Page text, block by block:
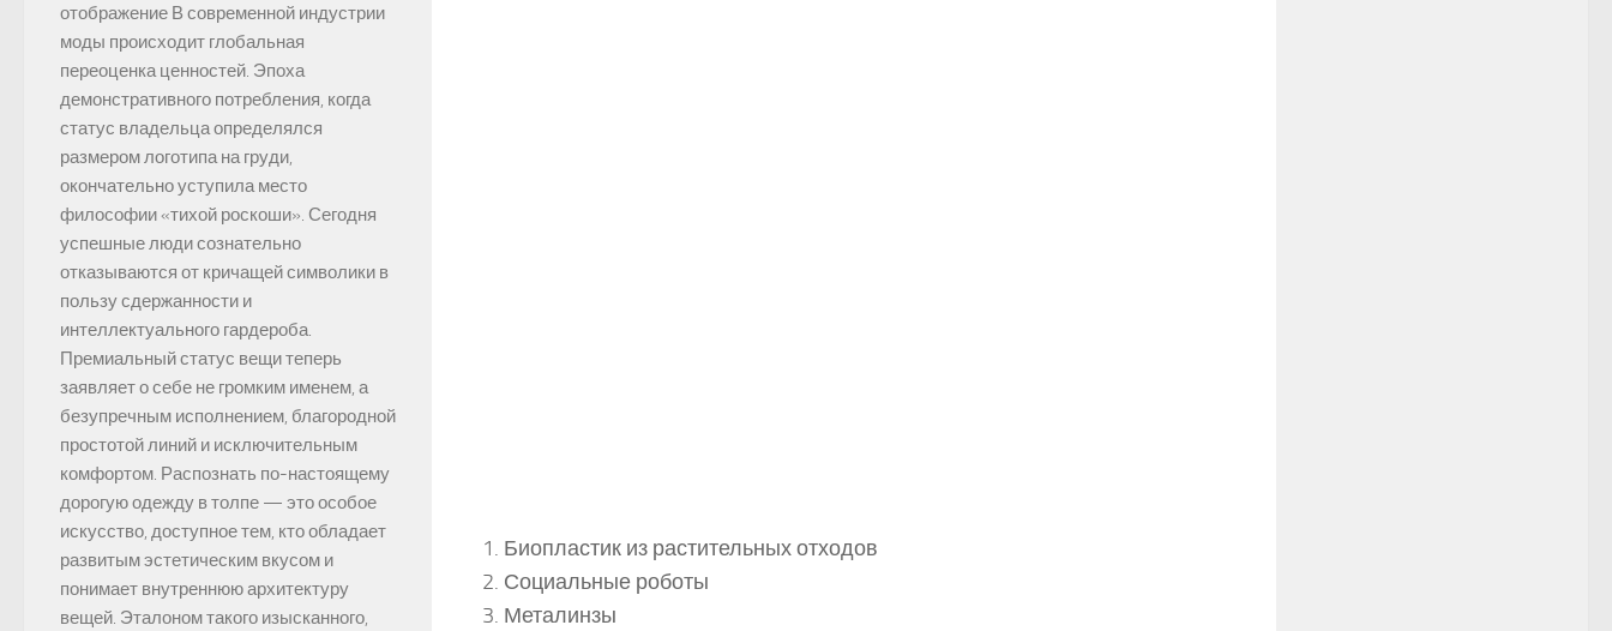
Биопластик из растительных отходов
Социальные роботы
Металинзы
отображение В современной индустрии
моды происходит глобальная
переоценка ценностей. Эпоха
демонстративного потребления, когда
статус владельца определялся
размером логотипа на груди,
окончательно уступила место
философии «тихой роскоши». Сегодня
успешные люди сознательно
отказываются от кричащей символики в
пользу сдержанности и
интеллектуального гардероба.
Премиальный статус вещи теперь
заявляет о себе не громким именем, а
безупречным исполнением, благородной
простотой линий и исключительным
комфортом. Распознать по-настоящему
дорогую одежду в толпе — это особое
искусство, доступное тем, кто обладает
развитым эстетическим вкусом и
понимает внутреннюю архитектуру
вещей. Эталоном такого изысканного,